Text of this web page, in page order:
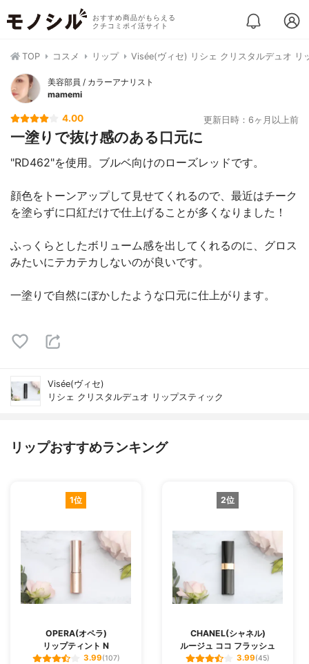
おすすめ商品がもらえる
クチコミポイ活サイト
TOP コスメ リップ Visée(ヴィセ) リシェ クリスタルデュオ リ
美容部員 / カラーアナリスト
mamemi
4.00 更新日時：6ヶ月以上前
一塗りで抜け感のある口元に
"RD462"を使用。ブルベ向けのローズレッドです。
顔色をトーンアップして見せてくれるので、最近はチーク
を塗らずに口紅だけで仕上げることが多くなりました！
ふっくらとしたボリューム感を出してくれるのに、グロス
みたいにテカテカしないのが良いです。
一塗りで自然にぼかしたような口元に仕上がります。
Visée(ヴィセ)
リシェ クリスタルデュオ リップスティック
リップおすすめランキング
1位
OPERA(オペラ)
リップティント N
3.99(107)
2位
CHANEL(シャネル)
ルージュ ココ フラッシュ
3.99(45)